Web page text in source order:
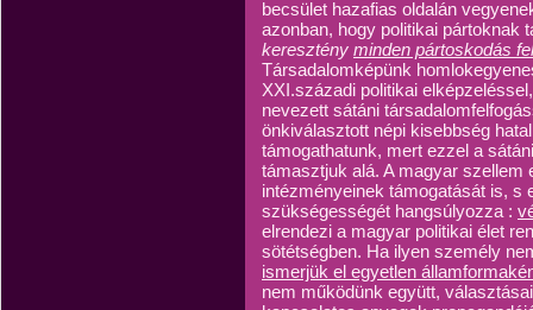
becsület hazafias oldalán
azonban, hogy politikai pártoknak
keresztény minden pártoskodás
Társadalomképünk
XXI.századi politikai
nevezett sátáni
önkiválasztott népi kisebbség
támogathatunk, mert ezzel a
támasztjuk alá. A magyar szellem
intézményeinek támogatását is, s
szükségességét hangsúlyozza :
elrendezi a magyar politikai élet
sötétségben. Ha ilyen személy
ismerjük el egyetlen
nem működünk együtt,